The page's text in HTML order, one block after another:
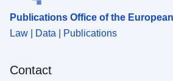
Publications Office of the
Law | Data | Publications
Contact